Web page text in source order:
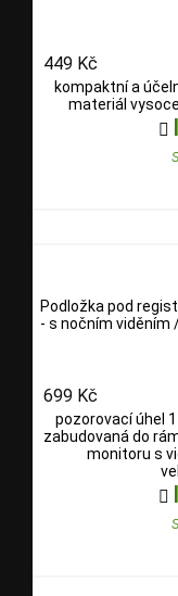
449 Kč
kompaktní a
materiál

Podložka pod
- s nočním viděním
699 Kč
pozorovací úhel
zabudovaná do
monitoru s
